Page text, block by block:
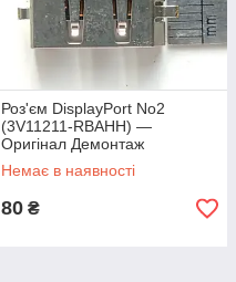
Роз'єм DisplayPort No2
(3V11211-RBAHH) —
Оригінал Демонтаж
Немає в наявності
80 ₴